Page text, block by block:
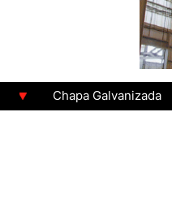
Chapa Galvanizada